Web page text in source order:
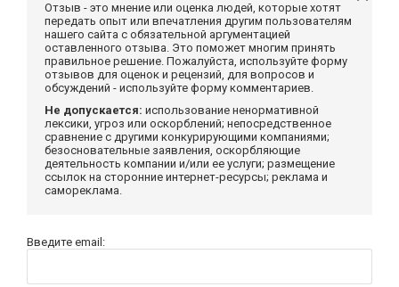
Отзыв - это мнение или оценка людей, которые хотят
передать опыт или впечатления другим пользователям
нашего сайта с обязательной аргументацией
оставленного отзыва. Это поможет многим принять
правильное решение. Пожалуйста, используйте форму
отзывов для оценок и рецензий, для вопросов и
обсуждений - используйте форму комментариев.
Не допускается: использование ненормативной
лексики, угроз или оскорблений; непосредственное
сравнение с другими конкурирующими компаниями;
безосновательные заявления, оскорбляющие
деятельность компании и/или ее услуги; размещение
ссылок на сторонние интернет-ресурсы; реклама и
самореклама.
Введите email: